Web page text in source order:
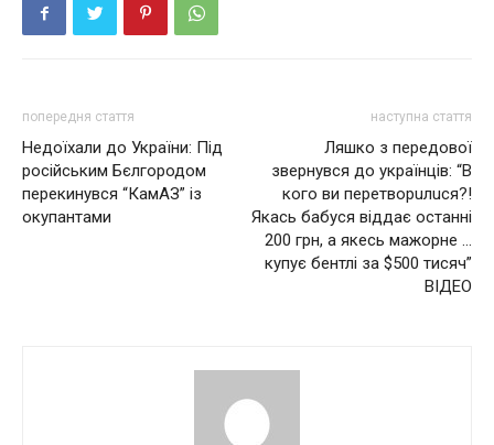
попередня стаття
Недоїхали до України: Під
російським Бєлгородом
перекинувся “КамАЗ” із
окупантами
наступна стаття
Ляшко з передової
звернувся до українців: “В
кого ви перетворuлuся?!
Якась бабуся віддає останні
200 грн, а якесь мажорне …
купує бентлі за $500 тисяч”
ВІДЕО